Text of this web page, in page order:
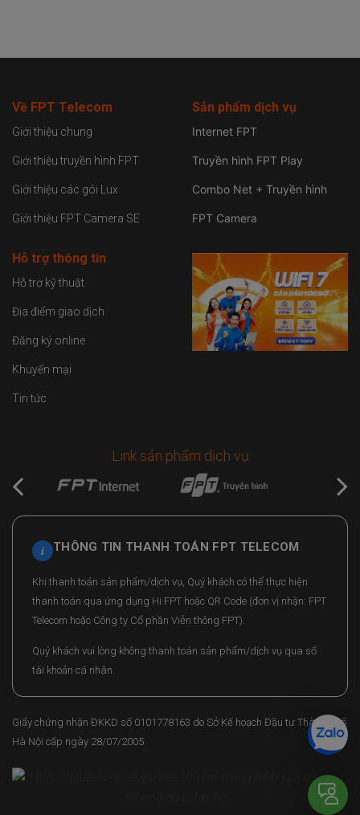
Về FPT Telecom
Giới thiệu chung
Giới thiệu truyền hình FPT
Giới thiệu các gói Lux
Giới thiệu FPT Camera SE
Sản phẩm dịch vụ
Internet FPT
Truyền hình FPT Play
Combo Net + Truyền hình
FPT Camera
Hỗ trợ thông tin
Hỗ trợ kỹ thuật
Địa điểm giao dịch
Đăng ký online
Khuyến mại
Tin tức
Link sản phẩm dịch vụ
i THÔNG TIN THANH TOÁN FPT TELECOM
Khi thanh toán sản phẩm/dịch vụ, Quý khách có thể thực hiện
thanh toán qua ứng dụng Hi FPT hoặc QR Code (đơn vị nhận: FPT
Telecom hoặc Công ty Cổ phần Viễn thông FPT).
Quý khách vui lòng không thanh toán sản phẩm/dịch vụ qua số
tài khoản cá nhân.
Giấy chứng nhận ĐKKD số 0101778163 do Sở Kế hoạch Đầu tư Thành phố
Hà Nội cấp ngày 28/07/2005